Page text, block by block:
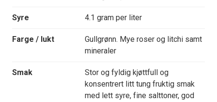
Syre 4.1 gram per liter
Farge / lukt
Gullgrønn. Mye roser og litchi samt
mineraler
Smak
Stor og fyldig kjøttfull og
konsentrert litt tung fruktig smak
med lett syre, fine salttoner, god